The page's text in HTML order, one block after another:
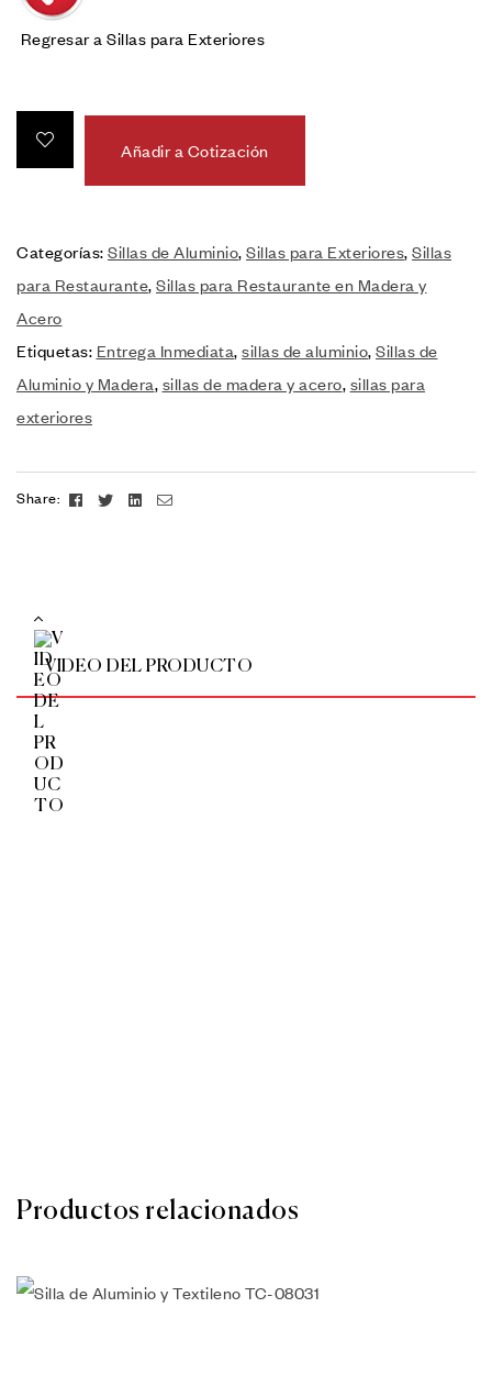
Regresar a Sillas para Exteriores
Añadir a Cotización
Categorías: Sillas de Aluminio, Sillas para Exteriores, Sillas
para Restaurante, Sillas para Restaurante en Madera y
Acero
Etiquetas: Entrega Inmediata, sillas de aluminio, Sillas de
Aluminio y Madera, sillas de madera y acero, sillas para
exteriores
Share: FacebookTwitterLinkedin
Email
VIDEO DEL PRODUCTO
Productos relacionados